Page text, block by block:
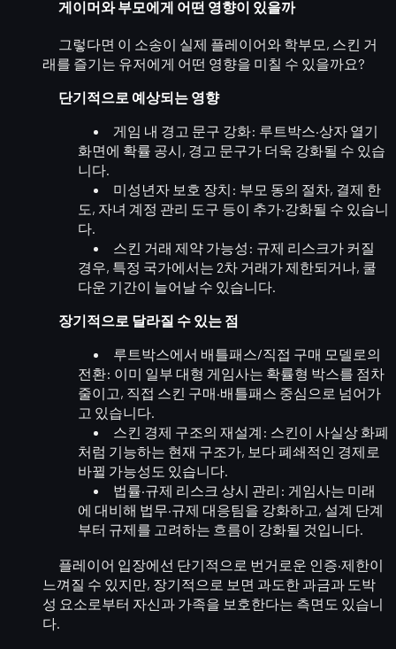
게이머와 부모에게 어떤 영향이 있을까
그렇다면 이 소송이 실제 플레이어와 학부모, 스킨 거
래를 즐기는 유저에게 어떤 영향을 미칠 수 있을까요?
단기적으로 예상되는 영향
게임 내 경고 문구 강화: 루트박스·상자 열기
화면에 확률 공시, 경고 문구가 더욱 강화될 수 있습
니다.
미성년자 보호 장치 : 부모 동의 절차, 결제 한
도, 자녀 계정 관리 도구 등이 추가·강화될 수 있습니
다.
스킨 거래 제약 가능성 : 규제 리스크가 커질
경우, 특정 국가에서는 2차 거래가 제한되거나, 쿨
다운 기간이 늘어날 수 있습니다.
장기적으로 달라질 수 있는 점
루트박스에서 배틀패스/직접 구매 모델로의
전환: 이미 일부 대형 게임사는 확률형 박스를 점차
줄이고, 직접 스킨 구매·배틀패스 중심으로 넘어가
고 있습니다.
스킨 경제 구조의 재설계 : 스킨이 사실상 화폐
처럼 기능하는 현재 구조가, 보다 폐쇄적인 경제로
바뀔 가능성도 있습니다.
법률·규제 리스크 상시 관리 : 게임사는 미래
에 대비해 법무·규제 대응팀을 강화하고, 설계 단계
부터 규제를 고려하는 흐름이 강화될 것입니다.
플레이어 입장에선 단기적으로 번거로운 인증·제한이
느껴질 수 있지만, 장기적으로 보면 과도한 과금과 도박
성 요소로부터 자신과 가족을 보호한다는 측면도 있습니
다.